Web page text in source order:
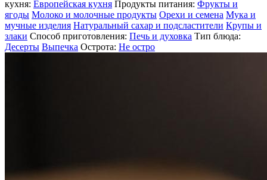
кухня: Европейская кухня Продукты питания: Фрукты и
ягоды Молоко и молочные продукты Орехи и семена Мука и
мучные изделия Натуральный сахар и подсластители Крупы и
злаки Способ приготовления: Печь и духовка Тип блюда:
Десерты Выпечка Острота: Не остро